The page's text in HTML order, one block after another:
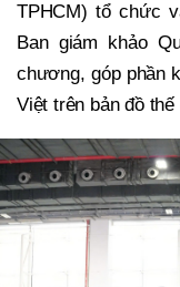
TPHCM) tổ chức
Ban giám khảo
chương, góp phần
Việt trên bản đồ thế